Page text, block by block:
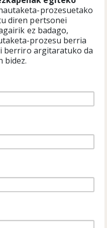
prozesuetako
diren pertsonei
ez badago,
prozesu berria
berriro argitaratuko da
bidez.